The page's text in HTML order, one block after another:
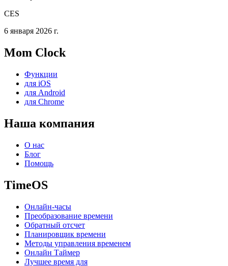
CES
6 января 2026 г.
Mom Clock
Функции
для iOS
для Android
для Chrome
Наша компания
О нас
Блог
Помощь
TimeOS
Онлайн-часы
Преобразование времени
Обратный отсчет
Планировщик времени
Методы управления временем
Онлайн Таймер
Лучшее время для